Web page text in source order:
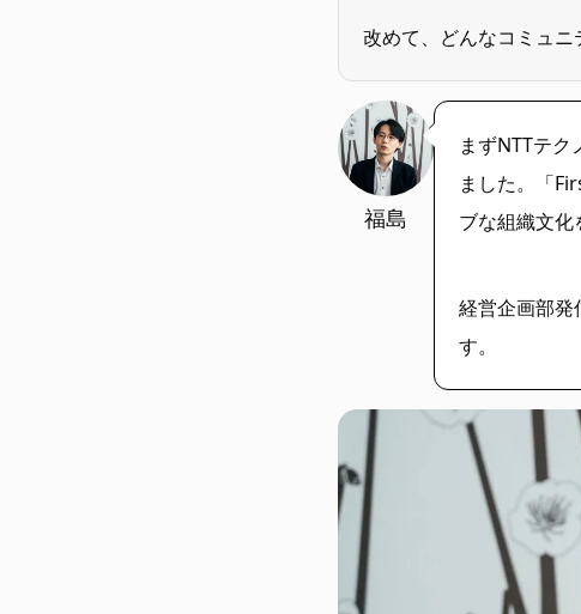
改めて、どんなコミュニ
福島
まずNTTテ
ました。「
ブな組織文化
経営企画部発
す。